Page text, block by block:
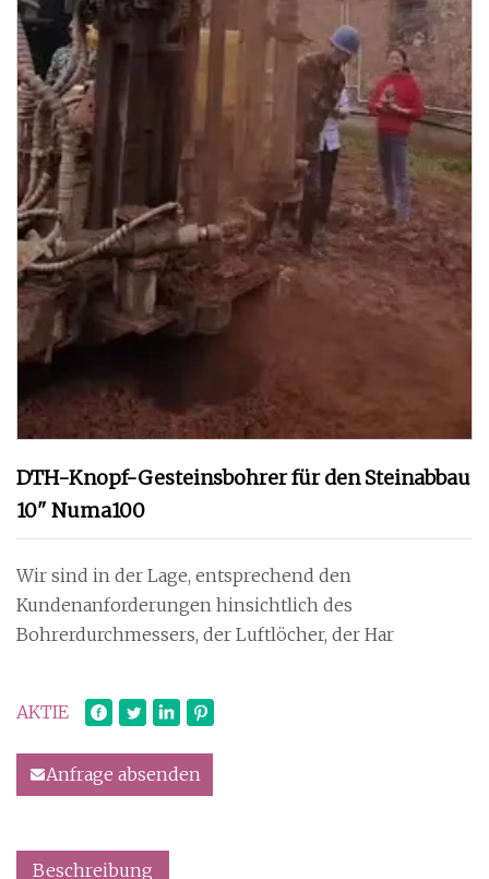
DTH-Knopf-Gesteinsbohrer für den Steinabbau
10" Numa100
Wir sind in der Lage, entsprechend den
Kundenanforderungen hinsichtlich des
Bohrerdurchmessers, der Luftlöcher, der Har
AKTIE
Anfrage absenden
Beschreibung